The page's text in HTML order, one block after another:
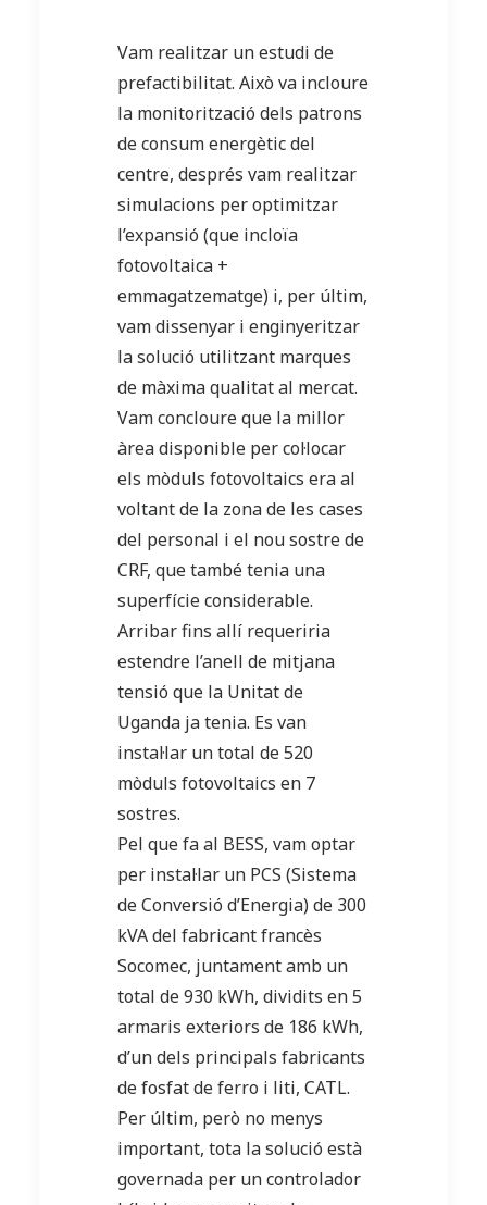
Vam realitzar un estudi de
prefactibilitat. Això va incloure
la monitorització dels patrons
de consum energètic del
centre, després vam realitzar
simulacions per optimitzar
l’expansió (que incloïa
fotovoltaica +
emmagatzematge) i, per últim,
vam dissenyar i enginyeritzar
la solució utilitzant marques
de màxima qualitat al mercat.
Vam concloure que la millor
àrea disponible per col·locar
els mòduls fotovoltaics era al
voltant de la zona de les cases
del personal i el nou sostre de
CRF, que també tenia una
superfície considerable.
Arribar fins allí requeriria
estendre l’anell de mitjana
tensió que la Unitat de
Uganda ja tenia. Es van
instal·lar un total de 520
mòduls fotovoltaics en 7
sostres.
Pel que fa al BESS, vam optar
per instal·lar un PCS (Sistema
de Conversió d’Energia) de 300
kVA del fabricant francès
Socomec, juntament amb un
total de 930 kWh, dividits en 5
armaris exteriors de 186 kWh,
d’un dels principals fabricants
de fosfat de ferro i liti, CATL.
Per últim, però no menys
important, tota la solució està
governada per un controlador